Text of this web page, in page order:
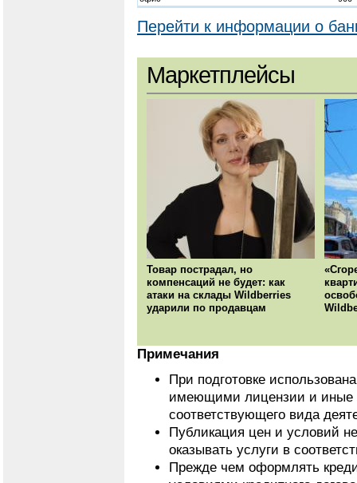
Перейти к информации о
Маркетплейсы
Товар пострадал, но
компенсаций не будет: как
атаки на склады Wildberries
ударили по продавцам
Примечания
При подготовке
имеющими лицензии и иные
соответствующего вида
Публикация цен и условий
оказывать услуги в
Прежде чем оформлять